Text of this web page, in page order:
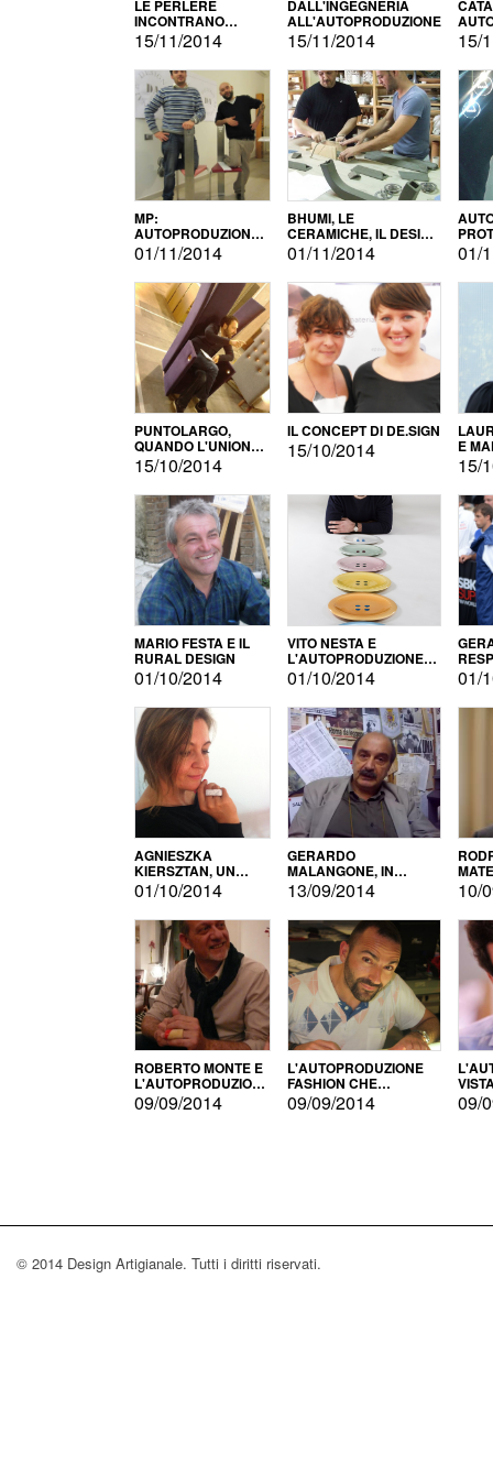
LE PERLERE
INCONTRANO
L'AUTOPRODUZIONE
15/11/2014
DALL'INGEGNERIA
ALL'AUTOPRODUZIONE
15/11/2014 15/
MP:
AUTOPRODUZIONE
E INNOVAZIONE
01/11/2014
BHUMI, LE
CERAMICHE, IL DESIGN
E L'AUTOPRODUZIONE
01/11/2014 01/
PUNTOLARGO,
QUANDO L'UNIONE
FA LA FORZA E
VINCE
15/10/2014
IL CONCEPT DI DE.SIGN
15/10/2014 E
15/
MARIO FESTA E IL
RURAL DESIGN
01/10/2014
VITO NESTA E
L'AUTOPRODUZIONE
COME RECUPERO DEI
SIMBOLI
01/10/2014 01/
AGNIESZKA
KIERSZTAN, UN
MODELLO DI
AUTOPRODUZIONE
01/10/2014
GERARDO
MALANGONE, IN
GIURIA PER IL
CONCORSO
LETTERARIO
13/09/2014 10/
ROBERTO MONTE E
L'AUTOPRODUZIONE
CON IL CENSIMENTO
09/09/2014
L'AUTOPRODUZIONE
FASHION CHE
CONQUISTA GLI USA
09/09/2014 09/
© 2014 Design Artigianale. Tutti i diritti riservati.